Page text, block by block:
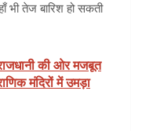
तेज बारिश हो सकती
की ओर मजबूत
मंदिरों में उमड़ा